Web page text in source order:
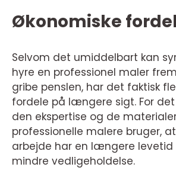
Økonomiske
Selvom det umiddelbart kan
hyre en professionel maler
gribe penslen, har det faktisk
fordele på længere sigt. For
den ekspertise og de
professionelle malere bruger,
arbejde har en længere
mindre vedligeholdelse.